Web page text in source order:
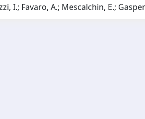
I.; Favaro, A.; Mescalchin, E.;